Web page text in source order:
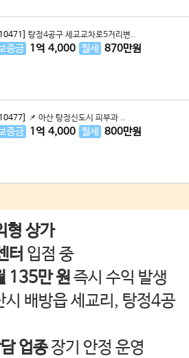
[10471] 탕정4공구 세교교차로5거리변..
증금 1 억 4,000 월세 870만원
[10477] 📌 아산 탕정신도시 피부과 ..
증금 1 억 4,000 월세 800만원
형 상가
터 입점 중
135만 원즉시 수익 발생
시 배방읍 세교리, 탕정4공
업종장기 안정 운영